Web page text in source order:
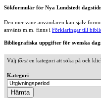
Sökformulär för Nya Lundstedt
Den mer vane användaren kan själv
använts m.m. finns i Förklaringar till
Bibliografiska uppgifter för svenska
Välj försten kategori att söka på och
Kategori